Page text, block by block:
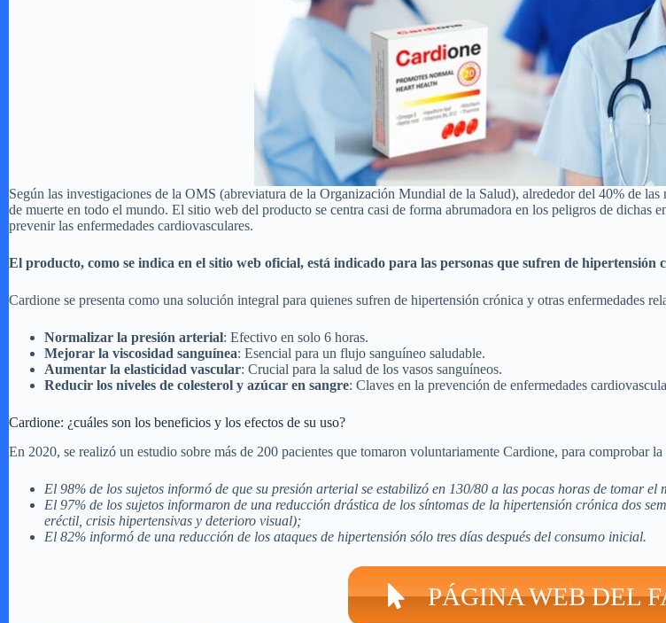
Según las investigaciones de la OMS (abreviatura de la Organización Mundial de la Salud), alrededor del 40% de las
de muerte en todo el mundo. El sitio web del producto se centra casi de forma abrumadora en los peligros de dichas
prevenir las enfermedades cardiovasculares.
El producto, como se indica en el sitio web oficial, está indicado para las personas que sufren de hipertensión
Cardione se presenta como una solución integral para quienes sufren de hipertensión crónica y otras enfermedades
Normalizar la presión arterial: Efectivo en solo 6 horas.
Mejorar la viscosidad sanguínea: Esencial para un flujo sanguíneo saludable.
Aumentar la elasticidad vascular: Crucial para la salud de los vasos sanguíneos.
Reducir los niveles de colesterol y azúcar en sangre: Claves en la prevención de enfermedades
Cardione: ¿cuáles son los beneficios y los efectos de su uso?
En 2020, se realizó un estudio sobre más de 200 pacientes que tomaron voluntariamente Cardione, para comprobar
El 98% de los sujetos informó de que su presión arterial se estabilizó en 130/80 a las pocas horas de tomar el
El 97% de los sujetos informaron de una reducción drástica de los síntomas de la hipertensión crónica dos
eréctil, crisis hipertensivas y deterioro visual);
El 82% informó de una reducción de los ataques de hipertensión sólo tres días después del consumo inicial.
PÁGINA WEB DEL